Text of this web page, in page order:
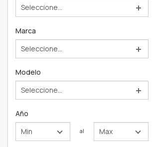
Seleccione...
Marca
Seleccione...
Modelo
Seleccione...
Año
Min
al Max